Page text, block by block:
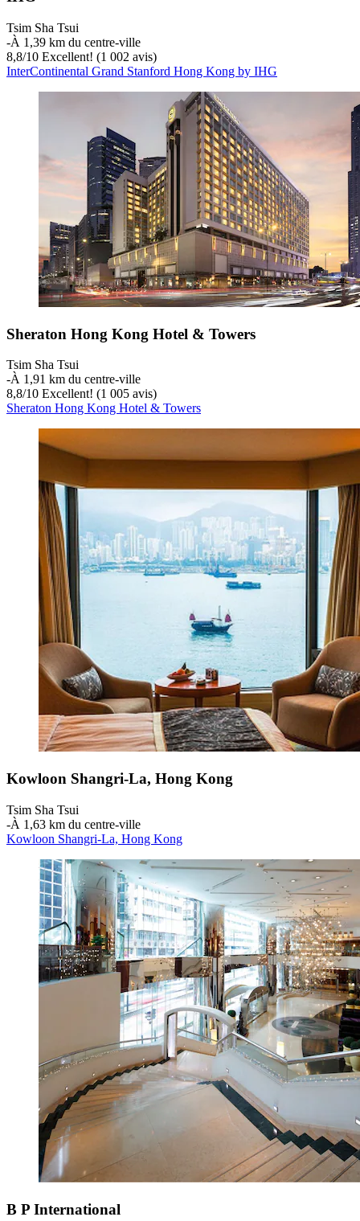
Tsim Sha Tsui
‐À 1,39 km du centre-ville
8,8/10 Excellent! (1 002 avis)
InterContinental Grand Stanford Hong Kong by IHG
Sheraton Hong Kong Hotel & Towers
Tsim Sha Tsui
‐À 1,91 km du centre-ville
8,8/10 Excellent! (1 005 avis)
Sheraton Hong Kong Hotel & Towers
Kowloon Shangri-La, Hong Kong
Tsim Sha Tsui
‐À 1,63 km du centre-ville
Kowloon Shangri-La, Hong Kong
B P International